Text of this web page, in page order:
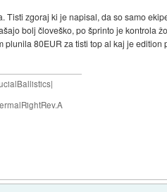
Tisti zgoraj ki je napisal, da so samo
bolj človeško, po šprinto je kontrola
80EUR za tisti top al kaj je